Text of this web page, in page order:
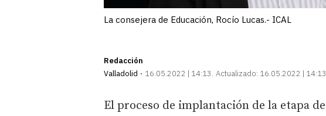
La consejera de Educación, Rocío Lucas.- ICAL
Redacción
Valladolid
16.05.2022 | 14:13 Actualizado: 16.05.2022 | 14:13
El proceso de implantación de la etapa de